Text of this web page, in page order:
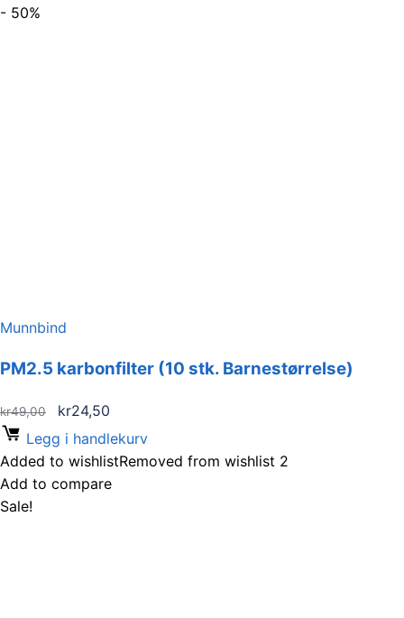
- 50%
Munnbind
PM2.5 karbonfilter (10 stk. Barnestørrelse)
kr49,00
Opprinnelig
pris
var:
kr49,00.
kr24,50
pris
er:
kr24,50.
Legg i handlekurv
Added to wishlistRemoved from wishlist 2
Add to compare
Sale!